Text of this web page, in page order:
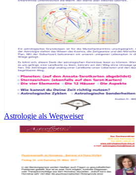
Astrologie als Wegweiser